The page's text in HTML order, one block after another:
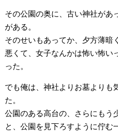
その公園の奥に、古い神社があ
がある。
そのせいもあってか、夕方薄暗
悪くて、女子なんかは怖い怖い
った。
でも俺は、神社よりお墓よりも
た。
公園のある高台の、さらにもう
と、公園を見下ろすように佇む